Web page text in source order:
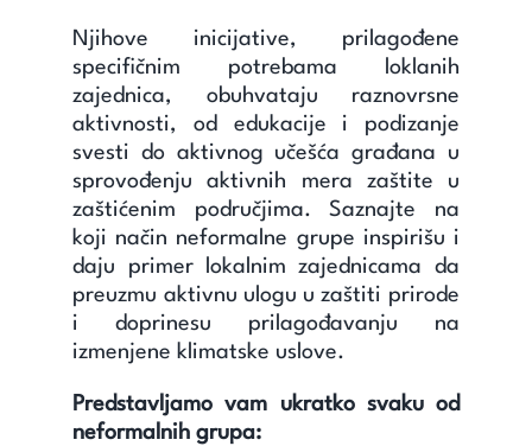
Njihove inicijative, prilagođene
specifičnim potrebama loklanih
zajednica, obuhvataju raznovrsne
aktivnosti, od edukacije i podizanje
svesti do aktivnog učešća građana u
sprovođenju aktivnih mera zaštite u
zaštićenim područjima. Saznajte na
koji način neformalne grupe inspirišu i
daju primer lokalnim zajednicama da
preuzmu aktivnu ulogu u zaštiti prirode
i doprinesu prilagođavanju na
izmenjene klimatske uslove.
Predstavljamo vam ukratko svaku od
neformalnih grupa: